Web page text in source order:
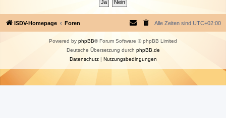
ISDV-Homepage Foren Alle Zeiten sind UTC+02:00
Powered by phpBB® Forum Software © phpBB Limited
Deutsche Übersetzung durch phpBB.de
Datenschutz| Nutzungsbedingungen